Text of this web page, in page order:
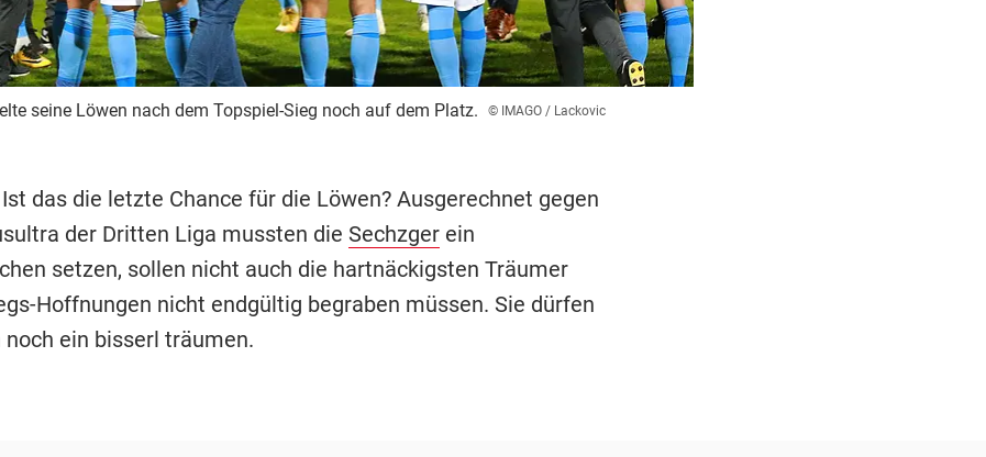
seine Löwen nach dem Topspiel-Sieg noch auf dem Platz. © IMAGO / Lackovic
das die letzte Chance für die Löwen? Ausgerechnet gegen
der Dritten Liga mussten die Sechzgerein
setzen, sollen nicht auch die hartnäckigsten Träumer
Hoffnungen nicht endgültig begraben müssen. Sie dürfen
ein bisserl träumen.